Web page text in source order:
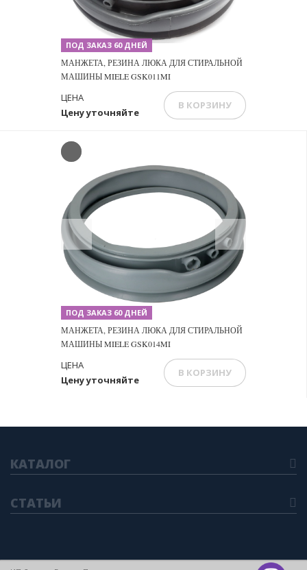
ПОД ЗАКАЗ 60 ДНЕЙ
МАНЖЕТА, РЕЗИНА ЛЮКА ДЛЯ СТИРАЛЬНОЙ
МАШИНЫ MIELE GSK011MI
Цену уточняйте
ЦЕНА
В КОРЗИНУ
Previous Next
ПОД ЗАКАЗ 60 ДНЕЙ
МАНЖЕТА, РЕЗИНА ЛЮКА ДЛЯ СТИРАЛЬНОЙ
МАШИНЫ MIELE GSK014MI
Цену уточняйте
ЦЕНА
В КОРЗИНУ
КАТАЛОГ
СТАТЬИ